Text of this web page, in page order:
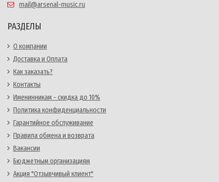
mail@arsenal-music.ru
РАЗДЕЛЫ
О компании
Доставка и Оплата
Как заказать?
Контакты
Именинникам - скидка до 10%
Политика конфиденциальности
Гарантийное обслуживание
Правила обмена и возврата
Вакансии
Бюджетным организациям
Акция "Отзывчивый клиент"